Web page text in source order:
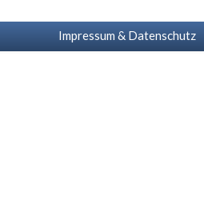
Impressum & Datenschutz